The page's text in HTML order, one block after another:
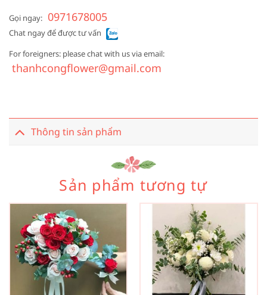
Gọi ngay: 0971678005
Chat ngay để được tư vấn
For foreigners: please chat with us via email:
thanhcongflower@gmail.com
Thông tin sản phẩm
Sản phẩm tương tự